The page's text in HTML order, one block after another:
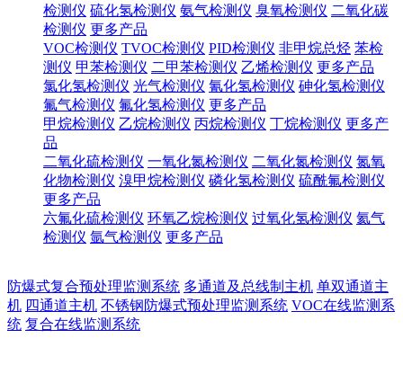
检测仪 硫化氢检测仪 氨气检测仪 臭氧检测仪 二氧化碳
检测仪 更多产品
VOC检测仪 TVOC检测仪 PID检测仪 非甲烷总烃 苯检
测仪 甲苯检测仪 二甲苯检测仪 乙烯检测仪 更多产品
氯化氢检测仪 光气检测仪 氰化氢检测仪 砷化氢检测仪
氟气检测仪 氟化氢检测仪 更多产品
甲烷检测仪 乙烷检测仪 丙烷检测仪 丁烷检测仪 更多产
品
二氧化硫检测仪 一氧化氮检测仪 二氧化氮检测仪 氮氧
化物检测仪 溴甲烷检测仪 磷化氢检测仪 硫酰氟检测仪
更多产品
六氟化硫检测仪 环氧乙烷检测仪 过氧化氢检测仪 氦气
检测仪 氩气检测仪 更多产品
防爆式复合预处理监测系统 多通道及总线制主机 单双通道主
机 四通道主机 不锈钢防爆式预处理监测系统 VOC在线监测系
统 复合在线监测系统